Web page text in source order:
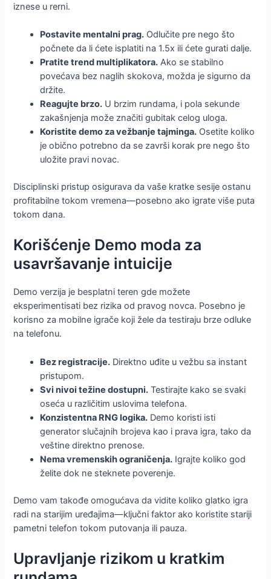
iznese u rerni.
Postavite mentalni prag. Odlučite pre nego što
počnete da li ćete isplatiti na 1.5x ili ćete gurati dalje.
Pratite trend multiplikatora. Ako se stabilno
povećava bez naglih skokova, možda je sigurno da
držite.
Reagujte brzo. U brzim rundama, i pola sekunde
zakašnjenja može značiti gubitak celog uloga.
Koristite demo za vežbanje tajminga. Osetite koliko
je obično potrebno da se završi korak pre nego što
uložite pravi novac.
Disciplinski pristup osigurava da vaše kratke sesije ostanu
profitabilne tokom vremena—posebno ako igrate više puta
tokom dana.
Korišćenje Demo moda za
usavršavanje intuicije
Demo verzija je besplatni teren gde možete
eksperimentisati bez rizika od pravog novca. Posebno je
korisno za mobilne igrače koji žele da testiraju brze odluke
na telefonu.
Bez registracije. Direktno uđite u vežbu sa instant
pristupom.
Svi nivoi težine dostupni. Testirajte kako se svaki
oseća u različitim uslovima telefona.
Konzistentna RNG logika. Demo koristi isti
generator slučajnih brojeva kao i prava igra, tako da
veštine direktno prenose.
Nema vremenskih ograničenja. Igrajte koliko god
želite dok ne steknete poverenje.
Demo vam takođe omogućava da vidite koliko glatko igra
radi na starijim uređajima—ključni faktor ako koristite stariji
pametni telefon tokom putovanja ili pauza.
Upravljanje rizikom u kratkim